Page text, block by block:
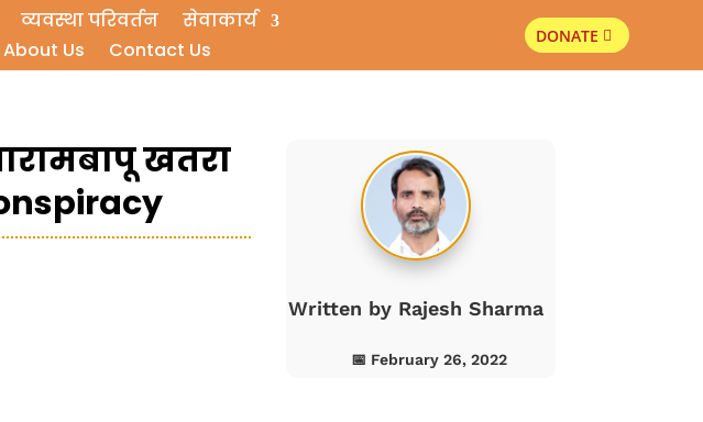
व्यवस्था परिवर्तन
सेवाकार्य
About Us Contact Us
DONATE
खतरा
Written by Rajesh Sharma
📅 February 26, 2022